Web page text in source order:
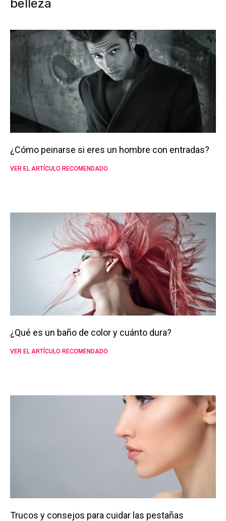
belleza
¿Cómo peinarse si eres un hombre con entradas?
VER EL ARTÍCULO RECOMENDADO
¿Qué es un baño de color y cuánto dura?
VER EL ARTÍCULO RECOMENDADO
Trucos y consejos para cuidar las pestañas